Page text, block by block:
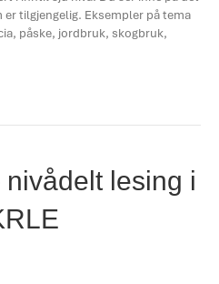
tilgjengelig. Eksempler på tema
påske, jordbruk, skogbruk,
lesing i